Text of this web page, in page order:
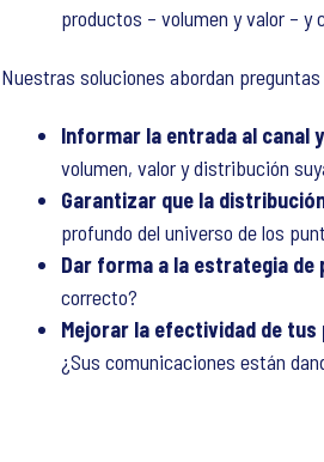
productos – volumen y valor – y
Nuestras soluciones abordan
Informar la entrada al canal
volumen, valor y distribución
Garantizar que la
profundo del universo de los
Dar forma a la estrategia de
correcto?
Mejorar la efectividad de tus
¿Sus comunicaciones están